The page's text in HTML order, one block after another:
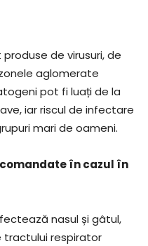
de virusuri, de
aglomerate
pot fi luați de la
iar riscul de infectare
mari de oameni.
în cazul în
nasul și gâtul,
tractului respirator